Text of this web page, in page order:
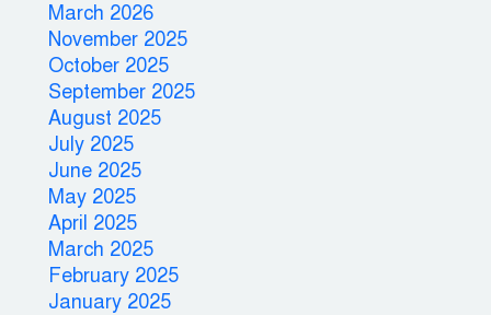
March 2026
November 2025
October 2025
September 2025
August 2025
July 2025
June 2025
May 2025
April 2025
March 2025
February 2025
January 2025